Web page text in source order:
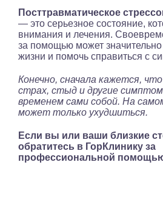
Посттравматическое
— это серьезное состояние,
внимания и лечения.
за помощью может значительно
жизни и помочь справиться с
Конечно, сначала кажется,
страх, стыд и другие
временем сами собой. На
может только ухудшиться.
Если вы или ваши близкие
обратитесь в ГорКлинику за
профессиональной